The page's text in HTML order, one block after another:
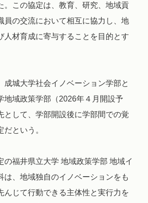
。この協定は、教育、研究、地域貢
員の交流において相互に協力し、地
人材育成に寄与することを目的とす
成城大学社会イノベーション学部と
地域政策学部（2026年４月開設予
として、学部開設後に学部間での覚
という。
の福井県立大学 地域政策学部 地域イ
は、地域独自のイノベーションをも
んじて行動できる主体性と実行力を